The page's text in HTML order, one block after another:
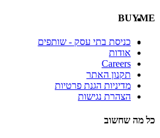
BUYME
כניסת בתי עסק - שותפים
אודות
Careers
תקנון האתר
מדיניות הגנת פרטיות
הצהרת נגישות
כל מה שחשוב